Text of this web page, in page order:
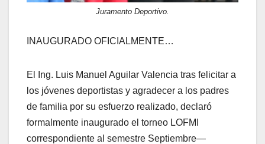
Juramento Deportivo.
INAUGURADO OFICIALMENTE…
El Ing. Luis Manuel Aguilar Valencia tras felicitar a
los jóvenes deportistas y agradecer a los padres
de familia por su esfuerzo realizado, declaró
formalmente inaugurado el torneo LOFMI
correspondiente al semestre Septiembre—